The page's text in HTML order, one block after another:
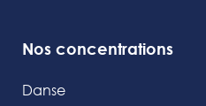
Nos concentrations
Danse